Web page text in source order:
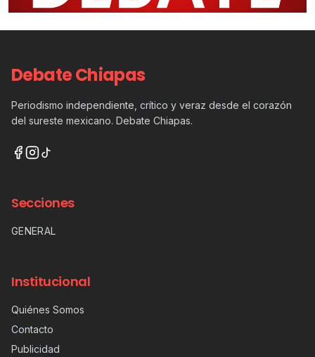
Debate Chiapas
Periodismo independiente, crítico y veraz desde el corazón
del sureste mexicano. Debate Chiapas.
Secciones
GENERAL
Institucional
Quiénes Somos
Contacto
Publicidad